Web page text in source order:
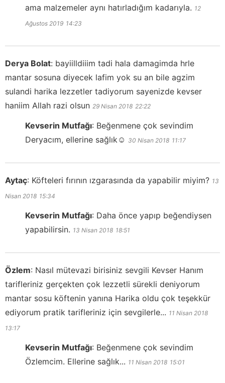
ama malzemeler aynı hatırladığım kadarıyla. 12
Ağustos 2019 14:23
Derya Bolat: bayiilldiiim tadi hala damagimda hrle
mantar sosuna diyecek lafim yok su an bile agzim
sulandi harika lezzetler tadiyorum sayenizde kevser
haniim Allah razi olsun 29 Nisan 2018 22:22
Kevserin Mutfağı: Beğenmene çok sevindim
Deryacım, ellerine sağlık☺️ 30 Nisan 2018 11:17
Aytaç: Köfteleri fırının ızgarasında da yapabilir miyim? 13
Nisan 2018 15:34
Kevserin Mutfağı: Daha önce yapıp beğendiysen
yapabilirsin. 13 Nisan 2018 18:51
Özlem: Nasıl mütevazi birisiniz sevgili Kevser Hanım
tarifleriniz gerçekten çok lezzetli sürekli deniyorum
mantar sosu köftenin yanına Harika oldu çok teşekkür
ediyorum pratik tarifleriniz için sevgilerle... 11 Nisan 2018
13:17
Kevserin Mutfağı: Beğenmene çok sevindim
Özlemcim. Ellerine sağlık... 11 Nisan 2018 15:01